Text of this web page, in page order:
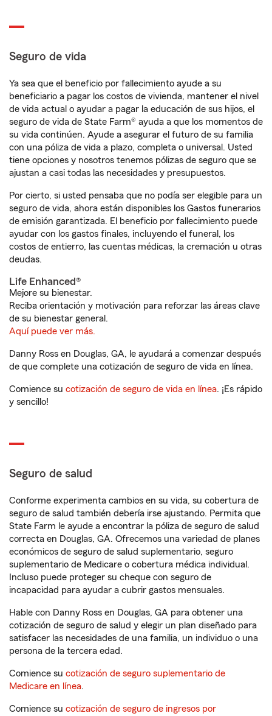
Seguro de vida
Ya sea que el beneficio por fallecimiento ayude a su
beneficiario a pagar los costos de vivienda, mantener el nivel
de vida actual o ayudar a pagar la educación de sus hijos, el
seguro de vida de State Farm® ayuda a que los momentos de
su vida continúen. Ayude a asegurar el futuro de su familia
con una póliza de vida a plazo, completa o universal. Usted
tiene opciones y nosotros tenemos pólizas de seguro que se
ajustan a casi todas las necesidades y presupuestos.
Por cierto, si usted pensaba que no podía ser elegible para un
seguro de vida, ahora están disponibles los Gastos funerarios
de emisión garantizada. El beneficio por fallecimiento puede
ayudar con los gastos finales, incluyendo el funeral, los
costos de entierro, las cuentas médicas, la cremación u otras
deudas.
Life Enhanced®
Mejore su bienestar.
Reciba orientación y motivación para reforzar las áreas clave
de su bienestar general.
Aquí puede ver más.
Danny Ross en Douglas, GA, le ayudará a comenzar después
de que complete una cotización de seguro de vida en línea.
Comience su cotización de seguro de vida en línea. ¡Es rápido
y sencillo!
Seguro de salud
Conforme experimenta cambios en su vida, su cobertura de
seguro de salud también debería irse ajustando. Permita que
State Farm le ayude a encontrar la póliza de seguro de salud
correcta en Douglas, GA. Ofrecemos una variedad de planes
económicos de seguro de salud suplementario, seguro
suplementario de Medicare o cobertura médica individual.
Incluso puede proteger su cheque con seguro de
incapacidad para ayudar a cubrir gastos mensuales.
Hable con Danny Ross en Douglas, GA para obtener una
cotización de seguro de salud y elegir un plan diseñado para
satisfacer las necesidades de una familia, un individuo o una
persona de la tercera edad.
Comience su cotización de seguro suplementario de
Medicare en línea.
Comience su cotización de seguro de ingresos por